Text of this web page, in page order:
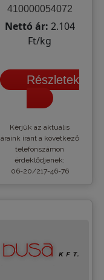
410000054072
Nettó ár: 2.104
Ft/kg
Részletek
Kèrjük az aktuális
áraink iránt a következő
telefonszámon
érdeklődjenek:
06-20/217-46-76